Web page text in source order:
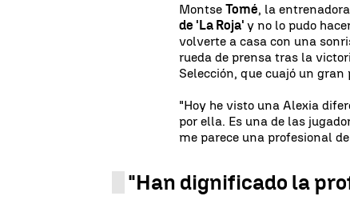
MontseTomé, la
de 'La Roja'y no lo pudo
volverte a casa con una
rueda de prensa tras la
Selección, que cuajó un
"Hoy he visto una Alexia
por ella. Es una de las
me parece una profesional
"Han dignificado la